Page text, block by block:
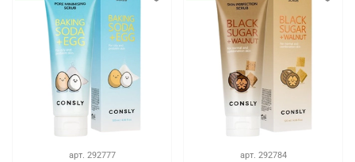
арт. 292777 арт. 292784